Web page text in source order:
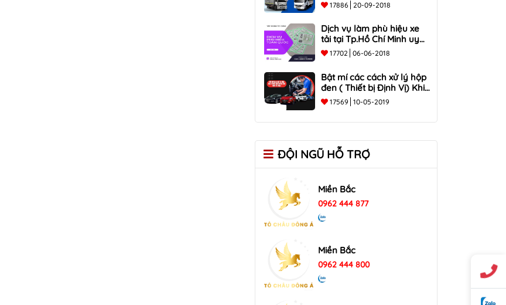
17886 20-09-2018
Dịch vụ làm phù hiệu xe
tải tại Tp.Hồ Chí Minh uy
tín17702 06-06-2018
Bật mí các cách xử lý hộp
đen ( Thiết bị Định Vị) Khi
mất tín hiệu ?
17569 10-05-2019
ĐỘI NGŨ HỖ TRỢ
Miền Bắc
0962 444 877
Miền Bắc
0962 444 800